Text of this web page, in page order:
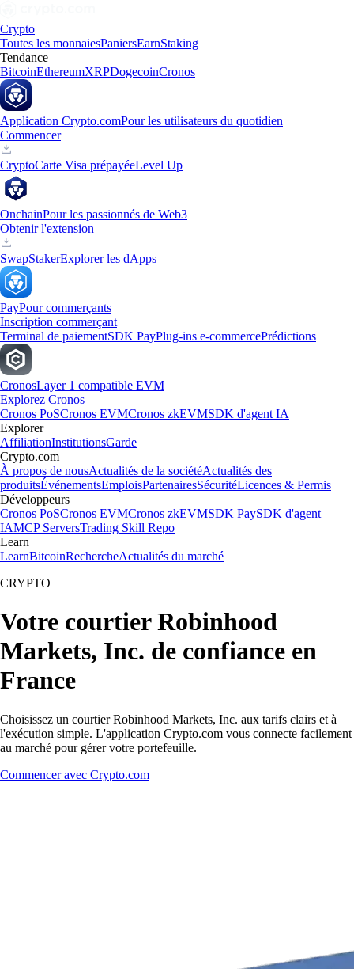
Crypto
Toutes les monnaiesPaniersEarnStaking
Tendance
BitcoinEthereumXRPDogecoinCronos
Application Crypto.comPour les utilisateurs du quotidien
Commencer
CryptoCarte Visa prépayéeLevel Up
OnchainPour les passionnés de Web3
Obtenir l'extension
SwapStakerExplorer les dApps
PayPour commerçants
Inscription commerçant
Terminal de paiementSDK PayPlug-ins e-commercePrédictions
CronosLayer 1 compatible EVM
Explorez Cronos
Cronos PoSCronos EVMCronos zkEVMSDK d'agent IA
Explorer
AffiliationInstitutionsGarde
Crypto.com
À propos de nousActualités de la sociétéActualités des
produitsÉvénementsEmploisPartenairesSécuritéLicences & Permis
Développeurs
Cronos PoSCronos EVMCronos zkEVMSDK PaySDK d'agent
IAMCP ServersTrading Skill Repo
Learn
LearnBitcoinRechercheActualités du marché
CRYPTO
Votre courtier Robinhood
Markets, Inc. de confiance en
France
Choisissez un courtier Robinhood Markets, Inc. aux tarifs clairs et à
l'exécution simple. L'application Crypto.com vous connecte facilement
au marché pour gérer votre portefeuille.
Commencer avec Crypto.com